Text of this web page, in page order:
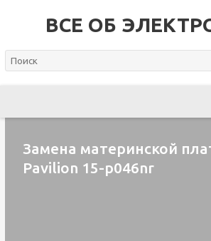
ВСЕ ОБ
Замена материнской
Pavilion 15-p046nr